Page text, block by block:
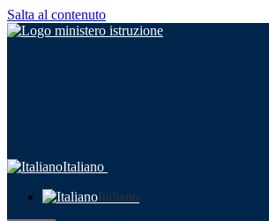
Salta al contenuto
Italiano
Italiano